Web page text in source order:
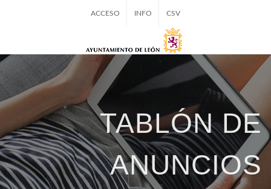
ACCESO INFO CSV
TABLÓN DE
ANUNCIOS